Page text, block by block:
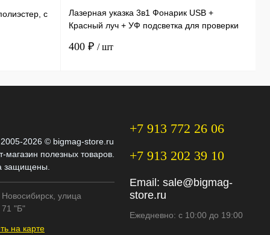
с
Лазерная указка 3в1 Фонарик USB +
Красный луч + УФ подсветка для проверки
400 ₽ / шт
2026 © bigmag-store.ru
магазин полезных товаров.
защищены.
Новосибирск, улица
"Б"
на карте
+7 913 772 26 06
+7 913 202 39 10
Email: sale@bigmag-
store.ru
Ежедневно: с 10:00 до 19:00